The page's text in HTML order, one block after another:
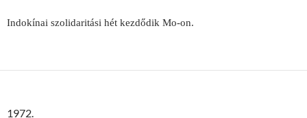
Indokínai szolidaritási hét kezdődik Mo-on.
1972.